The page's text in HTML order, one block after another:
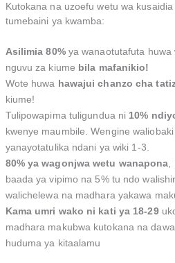
Kutokana na uzoefu wetu wa
tumebaini ya kwamba:
Asilimia 80% ya wanaotutafuta
nguvu za kiume bila mafanikio!
Wote huwa hawajui chanzo cha
kiume!
Tulipowapima tuligundua ni 10%
kwenye maumbile. Wengine
yanayotatulika ndani ya wiki 1-3.
80% ya wagonjwa wetu wanapona,
baada ya vipimo na 5% tu ndo
walichelewa na madhara yakawa
Kama umri wako ni kati ya 18-29
madhara makubwa kutokana na
huduma ya kitaalamu